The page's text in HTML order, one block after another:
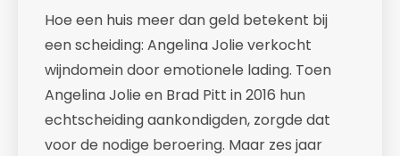
Hoe een huis meer dan geld betekent bij
een scheiding: Angelina Jolie verkocht
wijndomein door emotionele lading. Toen
Angelina Jolie en Brad Pitt in 2016 hun
echtscheiding aankondigden, zorgde dat
voor de nodige beroering. Maar zes jaar